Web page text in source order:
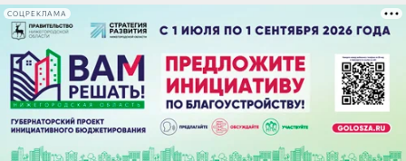
СОЦРЕКЛАМА